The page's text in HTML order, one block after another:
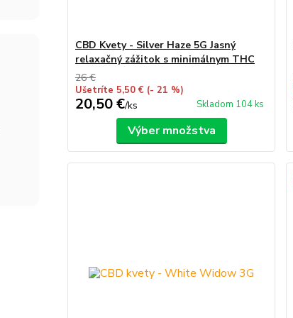
CBD Kvety - Silver Haze 5G Jasný
relaxačný zážitok s minimálnym THC
26 €
Ušetríte 5,50 € (- 21 %)
20,50 €/ks Skladom 104 ks
Výber množstva